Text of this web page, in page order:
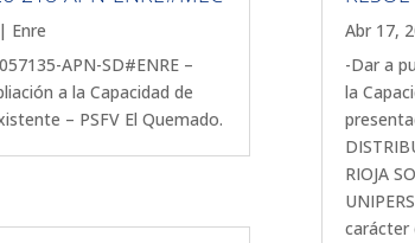
| Enre
APN-SD#ENRE –
a la Capacidad de
– PSFV El Quemado.
Abr 17,
-Dar a
la
RIOJA
carácter